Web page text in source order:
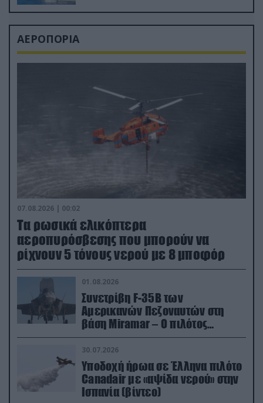
ΑΕΡΟΠΟΡΙΑ
07.08.2026 | 00:02
Τα ρωσικά ελικόπτερα
αεροπυρόσβεσης που μπορούν να
ρίχνουν 5 τόνους νερού με 8 μποφόρ
01.08.2026
Συνετρίβη F-35B των
Αμερικανών Πεζοναυτών στη
βάση Miramar – Ο πιλότος
εκτινάχθηκε εγκαίρως
30.07.2026
Υποδοχή ήρωα σε Έλληνα πιλότο
Canadair με «αψίδα νερού» στην
Ισπανία (βίντεο)